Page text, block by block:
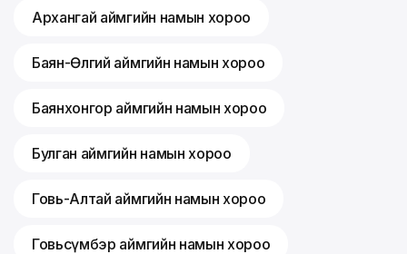
Архангай аймгийн намын хороо
Баян-Өлгий аймгийн намын хороо
Баянхонгор аймгийн намын хороо
Булган аймгийн намын хороо
Говь-Алтай аймгийн намын хороо
Говьсүмбэр аймгийн намын хороо